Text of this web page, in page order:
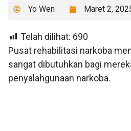
Yo Wen Maret 2,
Telah dilihat: 690
Pusat rehabilitasi narkoba
sangat dibutuhkan bagi
penyalahgunaan narkoba.